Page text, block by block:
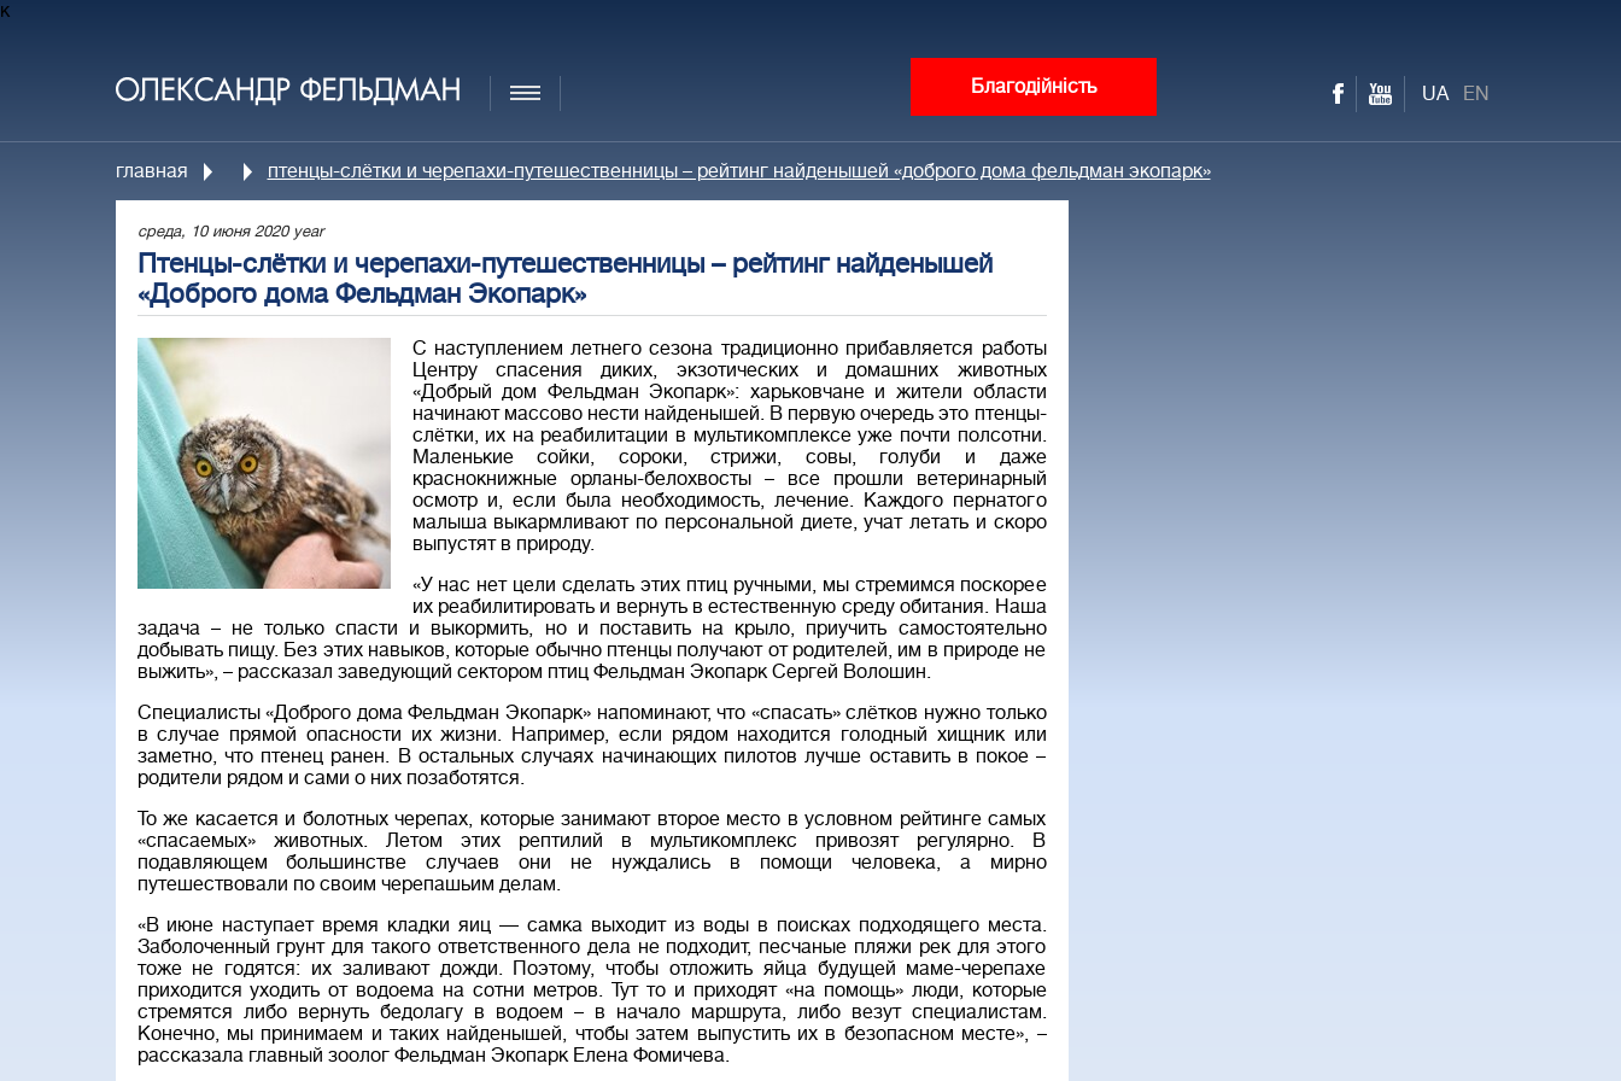
к
Благодійність UA EN
главная птенцы-слётки и черепахи-путешественницы – рейтинг найденышей «доброго дома фельдман экопарк»
среда, 10 июня 2020 year
Птенцы-слётки и черепахи-путешественницы – рейтинг найденышей
«Доброго дома Фельдман Экопарк»
С наступлением летнего сезона традиционно прибавляется работы
Центру спасения диких, экзотических и домашних животных
«Добрый дом Фельдман Экопарк»: харьковчане и жители области
начинают массово нести найденышей. В первую очередь это птенцы-
слётки, их на реабилитации в мультикомплексе уже почти полсотни.
Маленькие сойки, сороки, стрижи, совы, голуби и даже
краснокнижные орланы-белохвосты – все прошли ветеринарный
осмотр и, если была необходимость, лечение. Каждого пернатого
малыша выкармливают по персональной диете, учат летать и скоро
выпустят в природу.
«У нас нет цели сделать этих птиц ручными, мы стремимся поскорее
их реабилитировать и вернуть в естественную среду обитания. Наша
задача – не только спасти и выкормить, но и поставить на крыло, приучить самостоятельно
добывать пищу. Без этих навыков, которые обычно птенцы получают от родителей, им в природе не
выжить», – рассказал заведующий сектором птиц Фельдман Экопарк Сергей Волошин.
Специалисты «Доброго дома Фельдман Экопарк» напоминают, что «спасать» слётков нужно только
в случае прямой опасности их жизни. Например, если рядом находится голодный хищник или
заметно, что птенец ранен. В остальных случаях начинающих пилотов лучше оставить в покое –
родители рядом и сами о них позаботятся.
То же касается и болотных черепах, которые занимают второе место в условном рейтинге самых
«спасаемых» животных. Летом этих рептилий в мультикомплекс привозят регулярно. В
подавляющем большинстве случаев они не нуждались в помощи человека, а мирно
путешествовали по своим черепашьим делам.
«В июне наступает время кладки яиц — самка выходит из воды в поисках подходящего места.
Заболоченный грунт для такого ответственного дела не подходит, песчаные пляжи рек для этого
тоже не годятся: их заливают дожди. Поэтому, чтобы отложить яйца будущей маме-черепахе
приходится уходить от водоема на сотни метров. Тут то и приходят «на помощь» люди, которые
стремятся либо вернуть бедолагу в водоем – в начало маршрута, либо везут специалистам.
Конечно, мы принимаем и таких найденышей, чтобы затем выпустить их в безопасном месте», –
рассказала главный зоолог Фельдман Экопарк Елена Фомичева.